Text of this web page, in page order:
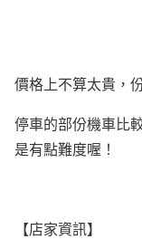
價格上不算太貴，
停車的部份機車比
是有點難度喔！
【店家資訊】